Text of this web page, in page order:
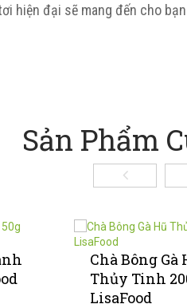
hiện đại sẽ mang đến cho
Sản Phẩm
Chà Bông Gà
Thủy Tinh
LisaFood